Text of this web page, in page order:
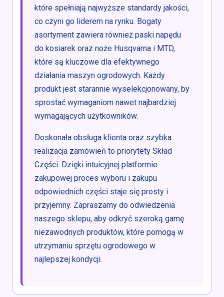
które spełniają najwyższe standardy jakości,
co czyni go liderem na rynku. Bogaty
asortyment zawiera również paski napędu
do kosiarek oraz noże Husqvarna i MTD,
które są kluczowe dla efektywnego
działania maszyn ogrodowych. Każdy
produkt jest starannie wyselekcjonowany, by
sprostać wymaganiom nawet najbardziej
wymagających użytkowników.
Doskonała obsługa klienta oraz szybka
realizacja zamówień to priorytety Skład
Części. Dzięki intuicyjnej platformie
zakupowej proces wyboru i zakupu
odpowiednich części staje się prosty i
przyjemny. Zapraszamy do odwiedzenia
naszego sklepu, aby odkryć szeroką gamę
niezawodnych produktów, które pomogą w
utrzymaniu sprzętu ogrodowego w
najlepszej kondycji.